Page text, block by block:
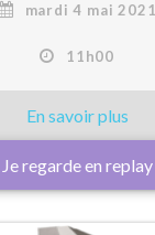
mardi 4 mai 2021
11h00
Je regarde en replay